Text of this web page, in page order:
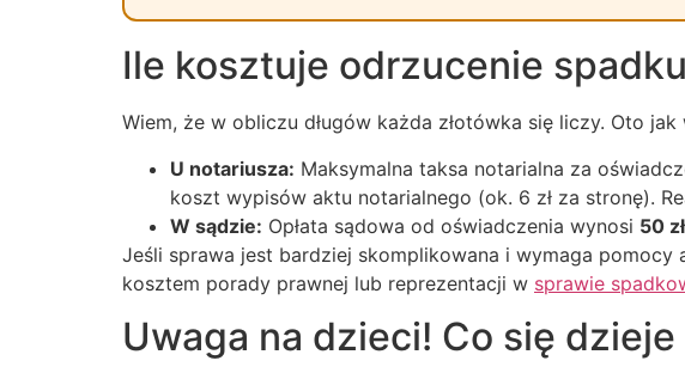
Ile kosztuje odrzucenie
Wiem, że w obliczu długów każda złotówka się liczy. Oto
U notariusza: Maksymalna taksa notarialna za
koszt wypisów aktu notarialnego (ok. 6 zł za stronę).
W sądzie: Opłata sądowa od oświadczenia wynosi 50 zł
Jeśli sprawa jest bardziej skomplikowana i wymaga
kosztem porady prawnej lub reprezentacji w sprawie
Uwaga na dzieci! Co się